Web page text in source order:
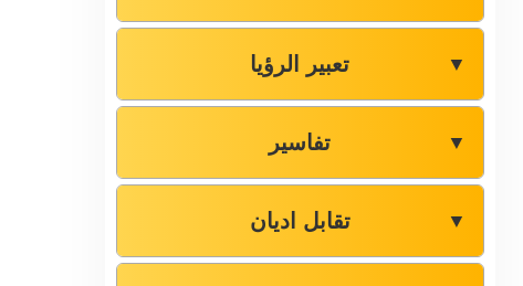
تعبیر الرؤیا ▼
تفاسیر ▼
تقابل ادیان ▼